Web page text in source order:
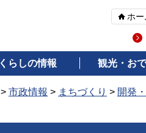
ホー
くらしの情報 観光・お
> 市政情報 > まちづくり > 開発